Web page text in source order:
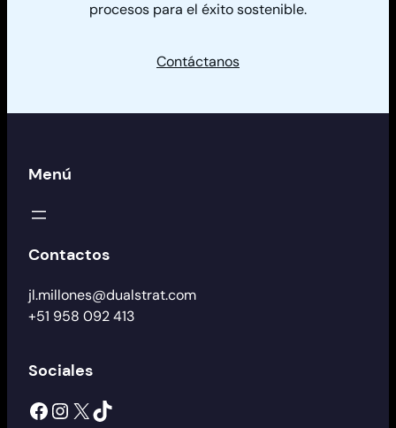
procesos para el éxito sostenible.
Contáctanos
Menú
Contactos
jl.millones@dualstrat.com
+51 958 092 413
Sociales
Facebook Instagram X TikTok